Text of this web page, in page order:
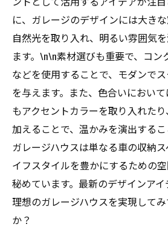
に、ガレージのデザインには大きな
自然光を取り入れ、明るい雰囲気
ます。\n\n素材選びも重要で、コン
などを使用することで、モダンで
を与えます。また、色合いにおい
もアクセントカラーを取り入れた
加えることで、温かみを演出する
ガレージハウスは単なる車の収納
イフスタイルを豊かにするための
秘めています。最新のデザインアイ
理想のガレージハウスを実現して
か？